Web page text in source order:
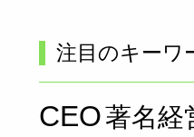
注目のキーワ
CEO著名経